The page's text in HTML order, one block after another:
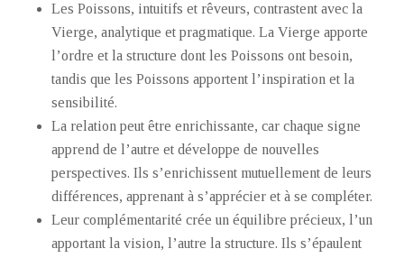
Les Poissons, intuitifs et rêveurs, contrastent avec la
Vierge, analytique et pragmatique. La Vierge apporte
l’ordre et la structure dont les Poissons ont besoin,
tandis que les Poissons apportent l’inspiration et la
sensibilité.
La relation peut être enrichissante, car chaque signe
apprend de l’autre et développe de nouvelles
perspectives. Ils s’enrichissent mutuellement de leurs
différences, apprenant à s’apprécier et à se compléter.
Leur complémentarité crée un équilibre précieux, l’un
apportant la vision, l’autre la structure. Ils s’épaulent